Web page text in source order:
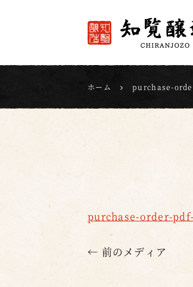
ホーム purchase-
purchase-order-
← 前のメディア